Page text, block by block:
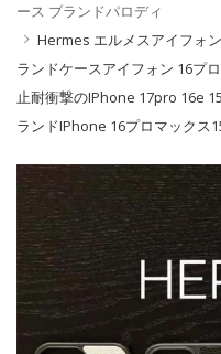
ース ブランドパロディ
Hermes エルメスアイフォ
ランドケースアイフォン 16プ
止耐衝撃のiPhone 17pro 16e
ランドiPhone 16プロマックス